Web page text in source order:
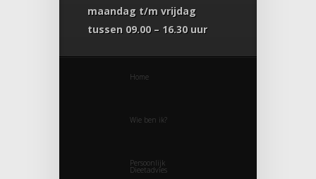
maandag t/m vrijdag
tussen 09.00 – 16.30 uur
Home
Wie ben ik?
Persoonlijk
Dieetadvies